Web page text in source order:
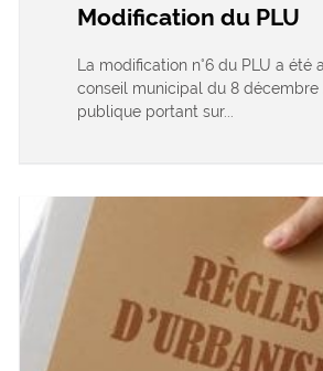
Modification du PLU
La modification n°6 du PLU a été
conseil municipal du 8 décembre
publique portant sur...